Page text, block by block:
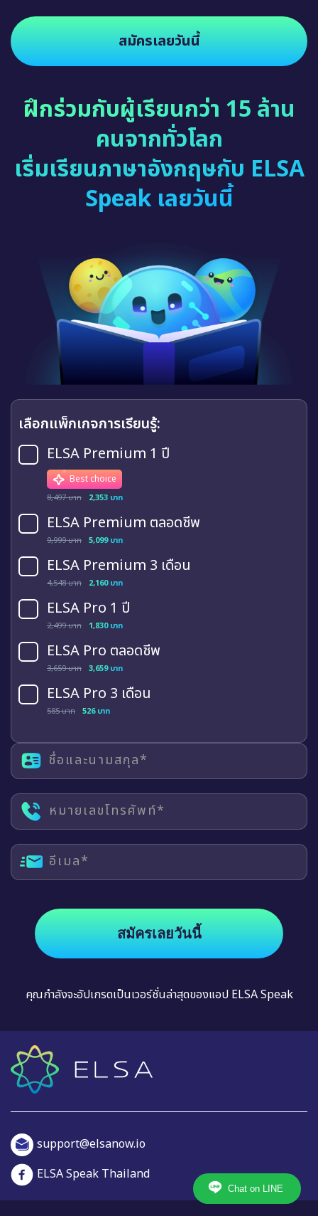
สมัครเลยวันนี้
ฝึกร่วมกับผู้เรียนกว่า 15 ล้าน
คนจากทั่วโลก
เริ่มเรียนภาษาอังกฤษกับ ELSA
Speak เลยวันนี้
เลือกแพ็กเกจการเรียนรู้:
ELSA Premium 1 ปี
Best choice
8,497 บาท 2,353 บาท
ELSA Premium ตลอดชีพ
9,999 บาท 5,099 บาท
ELSA Premium 3 เดือน
4,548 บาท 2,160 บาท
ELSA Pro 1 ปี
2,499 บาท 1,830 บาท
ELSA Pro ตลอดชีพ
3,659 บาท 3,659 บาท
ELSA Pro 3 เดือน
585 บาท 526 บาท
ชื่อและนามสกุล*
หมายเลขโทรศัพท์*
อีเมล*
สมัครเลยวันนี้
คุณกำลังจะอัปเกรดเป็นเวอร์ชั่นล่าสุดของแอป ELSA Speak
Chat on LINE
support@elsanow.io
ELSA Speak Thailand